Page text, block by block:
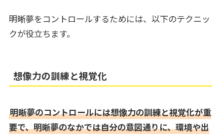
明晰夢をコントロールするためには、以下のテクニッ
クが役立ちます。
想像力の訓練と視覚化
明晰夢のコントロールには想像力の訓練と視覚化が重
要で、明晰夢のなかでは自分の意図通りに、環境や出